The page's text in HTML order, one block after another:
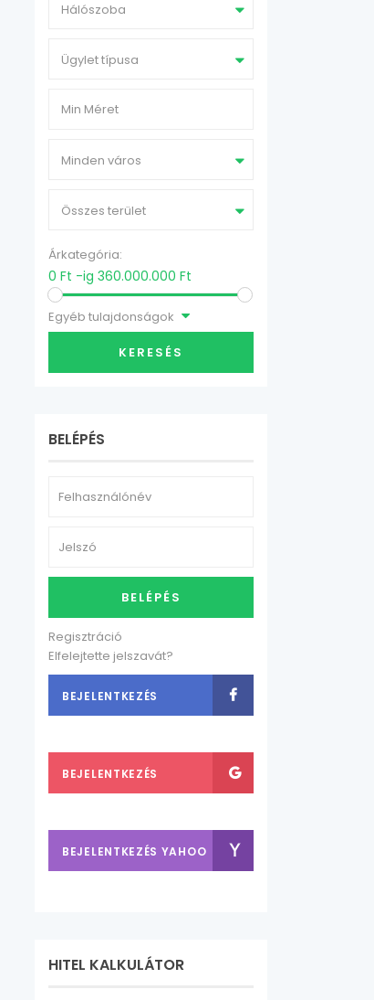
Hálószoba
Ügylet típusa
Minden város
Összes terület
Árkategória:
0 Ft -ig 360.000.000 Ft
Egyéb tulajdonságok
KERESÉS
BELÉPÉS
BELÉPÉS
Regisztráció
Elfelejtette jelszavát?
BEJELENTKEZÉS
BEJELENTKEZÉS
BEJELENTKEZÉS YAHOO
HITEL KALKULÁTOR